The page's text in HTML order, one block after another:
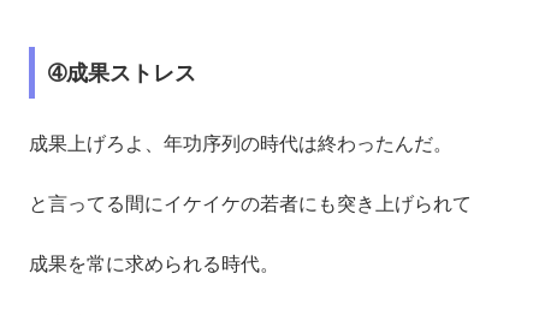
➃成果ストレス
成果上げろよ、年功序列の時代は終わったんだ。
と言ってる間にイケイケの若者にも突き上げられて
成果を常に求められる時代。